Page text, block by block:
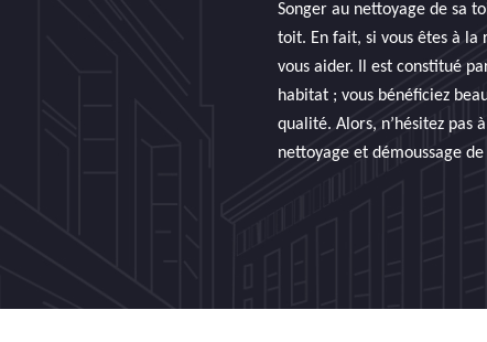
Songer au nettoyage de sa
toit. En fait, si vous êtes à la
vous aider. Il est constitué
habitat ; vous bénéficiez
qualité. Alors, n’hésitez pas
nettoyage et démoussage